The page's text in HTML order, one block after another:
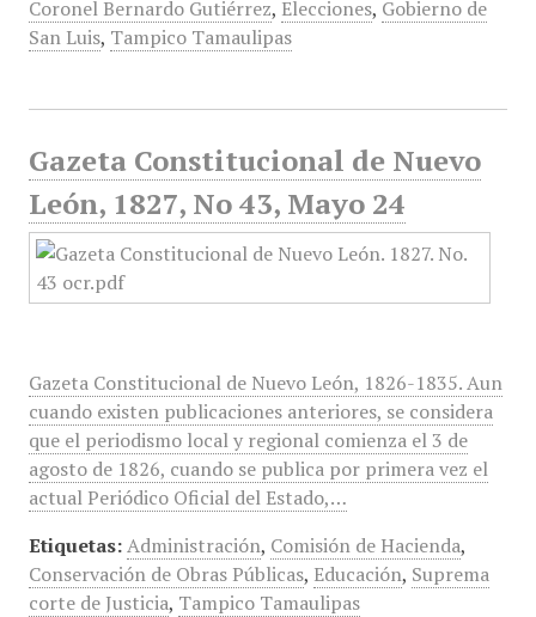
Coronel Bernardo Gutiérrez, Elecciones, Gobierno de
San Luis, Tampico Tamaulipas
Gazeta Constitucional de Nuevo
León, 1827, No 43, Mayo 24
Gazeta Constitucional de Nuevo León, 1826-1835. Aun
cuando existen publicaciones anteriores, se considera
que el periodismo local y regional comienza el 3 de
agosto de 1826, cuando se publica por primera vez el
actual Periódico Oficial del Estado,…
Etiquetas: Administración, Comisión de Hacienda,
Conservación de Obras Públicas, Educación, Suprema
corte de Justicia, Tampico Tamaulipas